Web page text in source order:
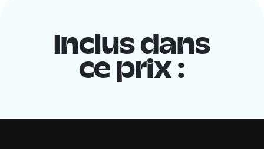
Inclus dans
ce prix :